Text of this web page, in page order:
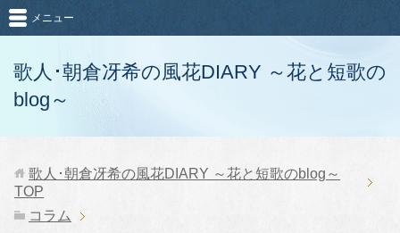
歌人･朝倉冴希の風花DIARY ～花と短歌の
blog～
メニュー
歌人･朝倉冴希の風花DIARY ～花と短歌のblog～
TOP
コラム